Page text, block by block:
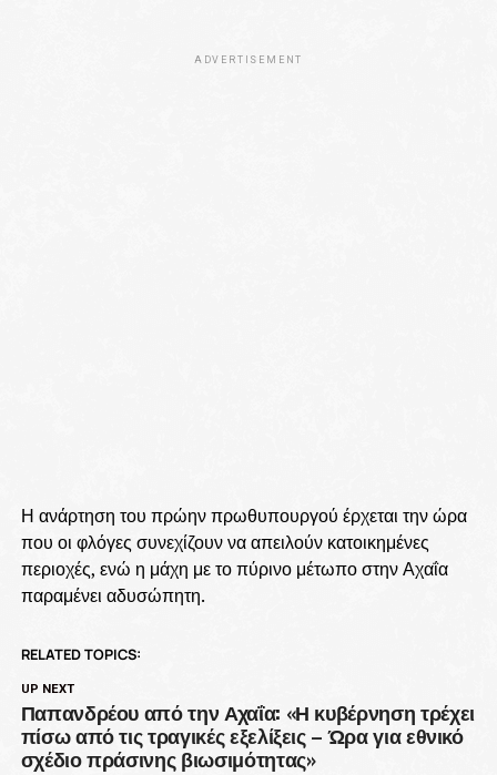
ADVERTISEMENT
Η ανάρτηση του πρώην πρωθυπουργού έρχεται την ώρα
που οι φλόγες συνεχίζουν να απειλούν κατοικημένες
περιοχές, ενώ η μάχη με το πύρινο μέτωπο στην Αχαΐα
παραμένει αδυσώπητη.
RELATED TOPICS:
UP NEXT
Παπανδρέου από την Αχαΐα: «Η κυβέρνηση τρέχει
πίσω από τις τραγικές εξελίξεις – Ώρα για εθνικό
σχέδιο πράσινης βιωσιμότητας»